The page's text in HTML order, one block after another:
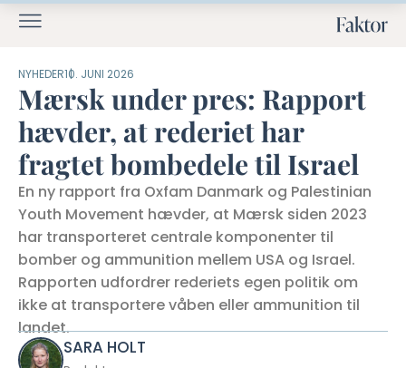
NYHEDER10. JUNI 2026
Mærsk under pres: Rapport
hævder, at rederiet har
fragtet bombedele til Israel
En ny rapport fra Oxfam Danmark og Palestinian
Youth Movement hævder, at Mærsk siden 2023
har transporteret centrale komponenter til
bomber og ammunition mellem USA og Israel.
Rapporten udfordrer rederiets egen politik om
ikke at transportere våben eller ammunition til
landet.
SARA HOLT